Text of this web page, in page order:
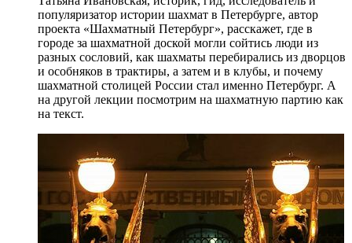
популяризатор истории шахмат в Петербурге, автор
проекта «Шахматный Петербург», расскажет, где в
городе за шахматной доской могли сойтись люди из
разных сословий, как шахматы перебирались из дворцов
и особняков в трактиры, а затем и в клубы, и почему
шахматной столицей России стал именно Петербург. А
на другой лекции посмотрим на шахматную партию как
на текст.